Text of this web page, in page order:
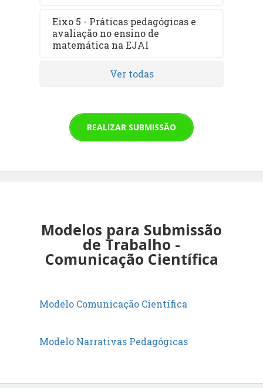
Eixo 5 - Práticas pedagógicas e
avaliação no ensino de
matemática na EJAI
Ver todas
REALIZAR SUBMISSÃO
Modelos para Submissão
de Trabalho -
Comunicação Científica
Modelo Comunicação Científica
Modelo Narrativas Pedagógicas